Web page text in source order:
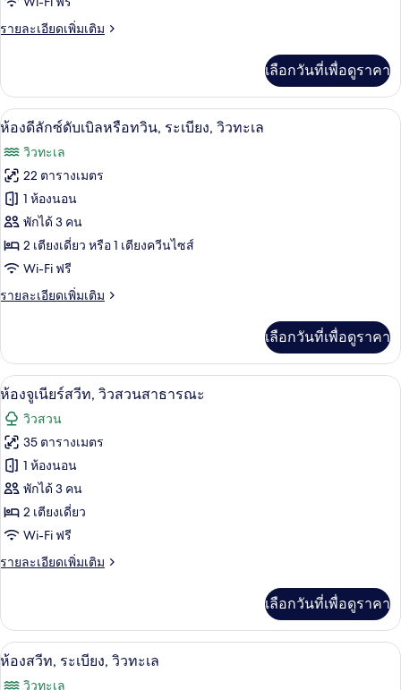
ดับเบิล
หรือ
1
ห้อง
นอน,
เห็น
วิว
ทะเล
บาง
ส่วน
รายละเอียดเพิ่มเติม
ราย
เกี่ยว
กับ
ห้อง
ดับเบิล
หรือ
ทวิ
น,
ห้อง
นอน,
เห็น
ทะเล
เลือกวันที่เพื่อดูราคา
เปิด
ภาพถ่าย
ทั้งหมด
ของ
ห้อง
ดี
ลัก
ซ์
หรือ
ทวิน,
ระเบียง,
วิว
ทะเล
ห้องดีลักซ์ดับเบิลหรือทวิน, ระเบียง, วิ
7
ห้องดีลักซ์ดับเบิลหรือทวิน, ระเบียง, วิวทะเล
วิวทะเล
22 ตารางเมตร
1 ห้องนอน
พักได้ 3 คน
2 เตียงเดี่ยว หรือ 1 เตียงควีนไซส์
Wi-Fi ฟรี
รายละเอียดเพิ่มเติม
ราย
เกี่ยว
กับ
ห้อง
ลัก
ซ์
ดับเบิล
หรือ
ทวิ
น,
ระเบียง,
วิว
เลือกวันที่เพื่อดูราคา
เปิด
ภาพถ่าย
ทั้งหมด
ของ
ห้อง
จู
เนียร์
สวีท,
สวน
สาธารณะ
ห้องจูเนียร์สวีท, วิวสวนสาธารณะ | ผ้
6
ห้องจูเนียร์สวีท, วิวสวนสาธารณะ
วิวสวน
35 ตารางเมตร
1 ห้องนอน
พักได้ 3 คน
2 เตียงเดี่ยว
Wi-Fi ฟรี
รายละเอียดเพิ่มเติม
ราย
เกี่ยว
กับ
ห้อง
เลือกวันที่เพื่อดูราคา
เปิด
ภาพถ่าย
ห้องสวีท, ระเบียง, วิวทะเล | ผ้านวมข
6
ห้องสวีท, ระเบียง, วิวทะเล
วิวทะเล